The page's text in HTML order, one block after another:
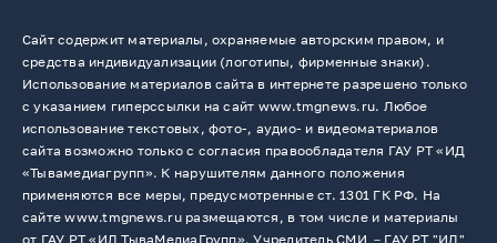
Сайт содержит материалы, охраняемые авторским правом, и
средства индивидуализации (логотипы, фирменные знаки).
Использование материалов сайта в интернете разрешено только
с указанием гиперссылки на сайт www.tmgnews.ru. Любое
использование текстовых, фото-, аудио- и видеоматериалов
сайта возможно только с согласия правообладателя ГАУ РТ «ИД
«Тывамедиагрупп». К нарушителям данного положения
применяются все меры, предусмотренные ст. 1301 ГК РФ. На
сайте www.tmgnews.ru размещаются, в том числе и материалы
от ГАУ РТ «ИД ТываМедиаГрупп». Учредитель СМИ －ГАУ РТ "ИД"